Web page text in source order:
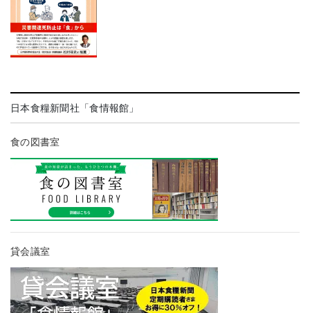
日本食糧新聞社「食情報館」
食の図書室
貸会議室